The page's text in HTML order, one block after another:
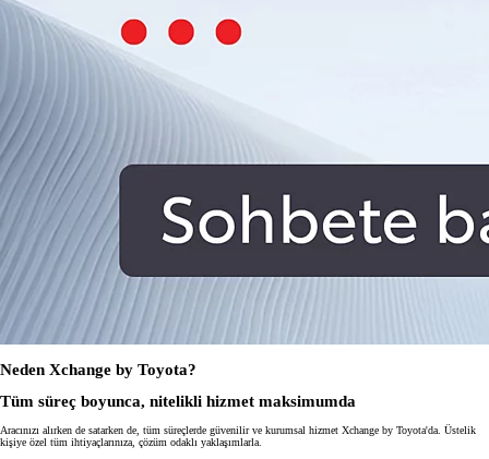
Neden Xchange by Toyota?
Tüm süreç boyunca, nitelikli hizmet maksimumda
Aracınızı alırken de satarken de, tüm süreçlerde güvenilir ve kurumsal hizmet Xchange by Toyota'da. Üstelik
kişiye özel tüm ihtiyaçlarınıza, çözüm odaklı yaklaşımlarla.